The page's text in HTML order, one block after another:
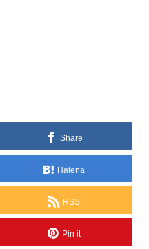
Share
Hatena
RSS
Pin it